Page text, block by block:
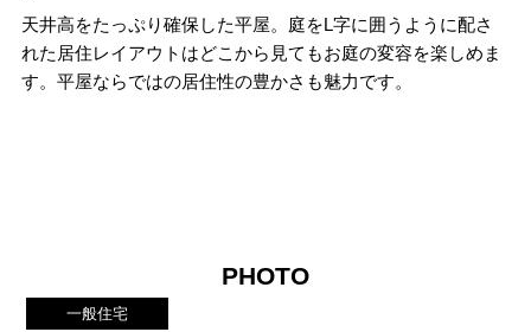
天井高をたっぷり確保した平屋。庭をL字に囲うように配さ
れた居住レイアウトはどこから見てもお庭の変容を楽しめま
す。平屋ならではの居住性の豊かさも魅力です。
PHOTO
一般住宅